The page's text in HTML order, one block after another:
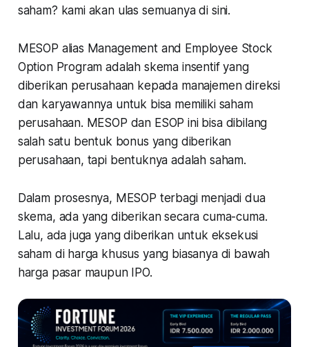
saham? kami akan ulas semuanya di sini.
MESOP alias Management and Employee Stock
Option Program adalah skema insentif yang
diberikan perusahaan kepada manajemen direksi
dan karyawannya untuk bisa memiliki saham
perusahaan. MESOP dan ESOP ini bisa dibilang
salah satu bentuk bonus yang diberikan
perusahaan, tapi bentuknya adalah saham.
Dalam prosesnya, MESOP terbagi menjadi dua
skema, ada yang diberikan secara cuma-cuma.
Lalu, ada juga yang diberikan untuk eksekusi
saham di harga khusus yang biasanya di bawah
harga pasar maupun IPO.